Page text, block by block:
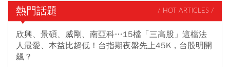
熱門話題 / HOT ARTICLES /
欣興、景碩、威剛、南亞科…15檔「三高股」這檔法
人最愛、本益比超低！台指期夜盤先上45K，台股明開
飆？